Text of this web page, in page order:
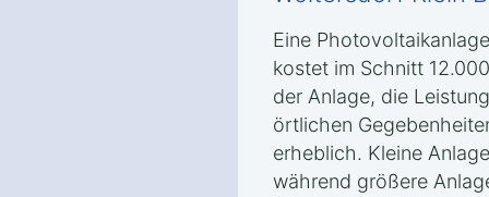
Eine
kostet im Schnitt
der Anlage, die
örtlichen
erheblich. Kleine
während größere